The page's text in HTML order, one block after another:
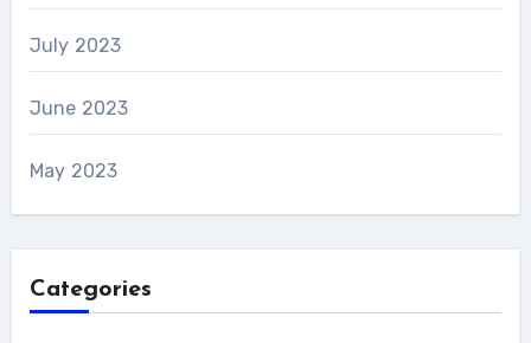
July 2023
June 2023
May 2023
Categories